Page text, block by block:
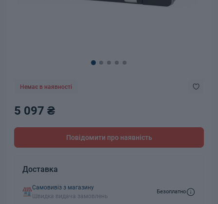
Немає в наявності
5 097 ₴
Повідомити про наявність
Доставка
Самовивіз з магазину
Швидка видача замовлень
Безоплатно